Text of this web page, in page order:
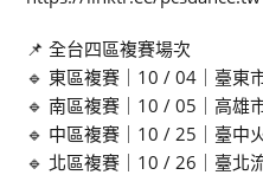
📌 全台四區複賽場次
🔹 東區複賽｜10 / 04｜臺東
🔹 南區複賽｜10 / 05｜高雄
🔹 中區複賽｜10 / 25｜臺中
🔹 北區複賽｜10 / 26｜臺北